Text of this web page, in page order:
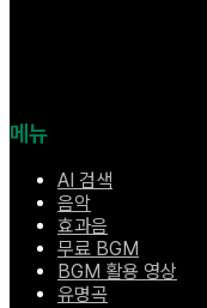
메뉴
AI 검색
음악
효과음
무료 BGM
BGM 활용 영상
유명곡